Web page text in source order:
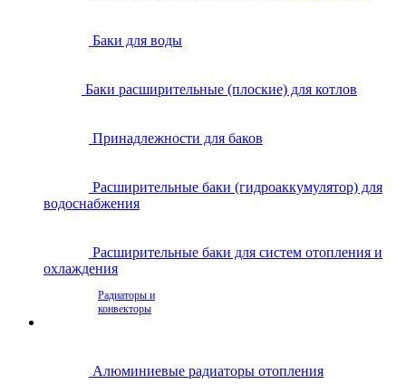
Баки для воды
Баки расширительные (плоские) для котлов
Принадлежности для баков
Расширительные баки (гидроаккумулятор) для
водоснабжения
Расширительные баки для систем отопления и
охлаждения
Радиаторы и
конвекторы
Алюминиевые радиаторы отопления